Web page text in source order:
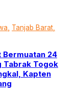
Tanjab Barat
Bermuatan 24
Tabrak Togok
Kapten